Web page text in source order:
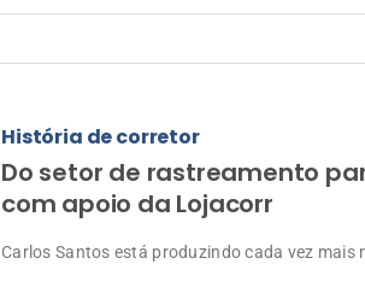
História de corretor
Do setor de rastreamento
com apoio da Lojacorr
Carlos Santos está produzindo cada vez mais